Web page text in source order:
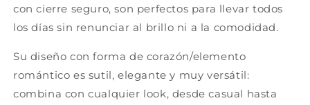
con cierre seguro, son perfectos para llevar todos
los días sin renunciar al brillo ni a la comodidad.
Su diseño con forma de corazón/elemento
romántico es sutil, elegante y muy versátil:
combina con cualquier look, desde casual hasta